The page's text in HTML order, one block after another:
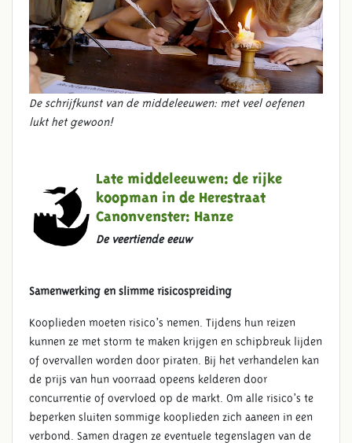
De schrijfkunst van de middeleeuwen: met veel oefenen
lukt het gewoon!
Late middeleeuwen: de rijke
koopman in de Herestraat
Canonvenster: Hanze
De veertiende eeuw
Samenwerking en slimme risicospreiding
Kooplieden moeten risico’s nemen. Tijdens hun reizen
kunnen ze met storm te maken krijgen en schipbreuk lijden
of overvallen worden door piraten. Bij het verhandelen kan
de prijs van hun voorraad opeens kelderen door
concurrentie of overvloed op de markt. Om alle risico’s te
beperken sluiten sommige kooplieden zich aaneen in een
verbond. Samen dragen ze eventuele tegenslagen van de